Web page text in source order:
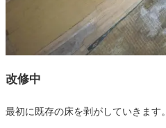
改修中
最初に既存の床を剥がしていきます。